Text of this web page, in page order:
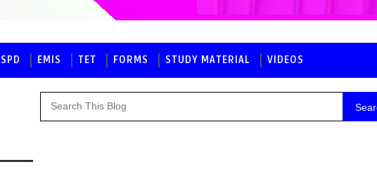
SPD EMIS TET FORMS STUDY MATERIAL VIDEOS